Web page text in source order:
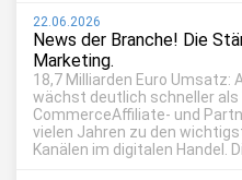
22.06.2026
News der Branche! Die
Marketing.
18,7 Milliarden Euro Umsatz:
wächst deutlich schneller als
CommerceAffiliate- und
vielen Jahren zu den
Kanälen im digitalen Handel.